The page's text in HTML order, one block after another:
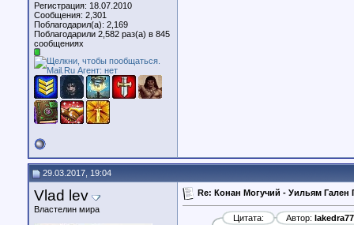
Регистрация: 18.07.2010
Сообщения: 2,301
Поблагодарил(а): 2,169
Поблагодарили 2,582 раз(а) в 845
сообщениях
29.03.2017, 19:04
Vlad lev
Властелин мира
Re: Конан Могучий - Уильям Гален
Цитата: Автор: lakedra77